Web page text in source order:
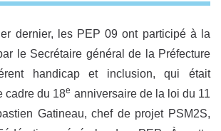
dernier, les PEP 09 ont participé à la
le Secrétaire général de la Préfecture
handicap et inclusion, qui était
cadre du 18e anniversaire de la loi du 11
Gatineau, chef de projet PSM2S,